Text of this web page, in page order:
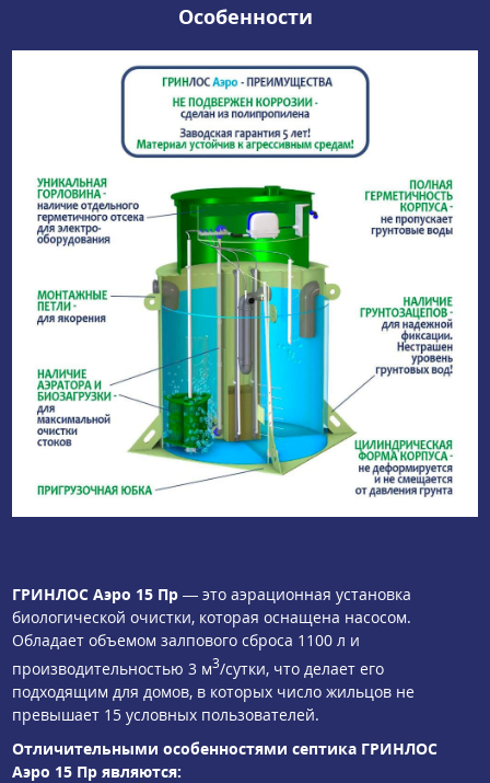
Особенности
ГРИНЛОС Аэро 15 Пр — это аэрационная установка
биологической очистки, которая оснащена насосом.
Обладает объемом залпового сброса 1100 л и
производительностью 3 м3/сутки, что делает его
подходящим для домов, в которых число жильцов не
превышает 15 условных пользователей.
Отличительными особенностями септика ГРИНЛОС
Аэро 15 Пр являются: